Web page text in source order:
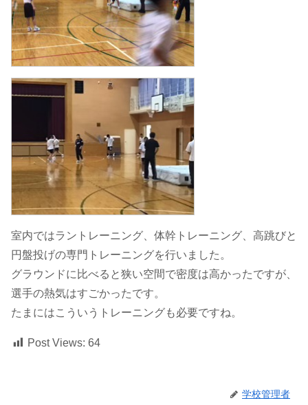
室内ではラントレーニング、体幹トレーニング、高跳びと
円盤投げの専門トレーニングを行いました。
グラウンドに比べると狭い空間で密度は高かったですが、
選手の熱気はすごかったです。
たまにはこういうトレーニングも必要ですね。
Post Views: 64
学校管理者